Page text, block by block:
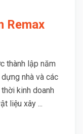
Remax
thành lập năm
nhà và các
kinh doanh
liệu xây ...